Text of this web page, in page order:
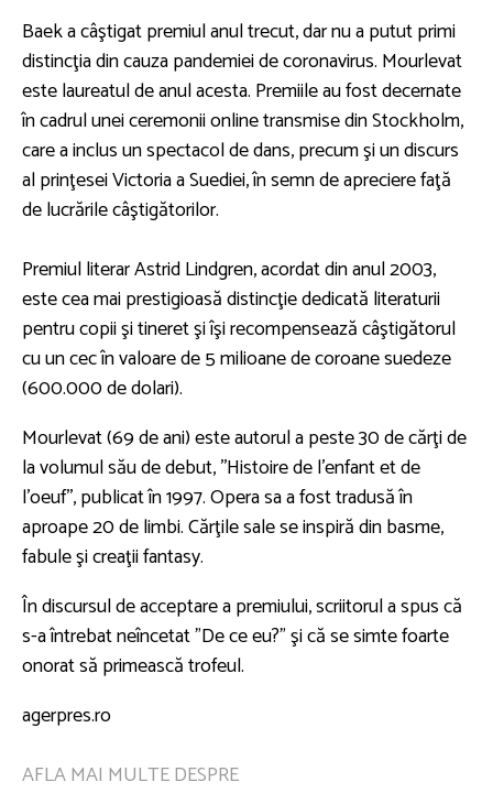
Baek a câştigat premiul anul trecut, dar nu a putut primi
distincţia din cauza pandemiei de coronavirus. Mourlevat
este laureatul de anul acesta. Premiile au fost decernate
în cadrul unei ceremonii online transmise din Stockholm,
care a inclus un spectacol de dans, precum şi un discurs
al prinţesei Victoria a Suediei, în semn de apreciere faţă
de lucrările câştigătorilor.
Premiul literar Astrid Lindgren, acordat din anul 2003,
este cea mai prestigioasă distincţie dedicată literaturii
pentru copii şi tineret şi îşi recompensează câştigătorul
cu un cec în valoare de 5 milioane de coroane suedeze
(600.000 de dolari).
Mourlevat (69 de ani) este autorul a peste 30 de cărţi de
la volumul său de debut, ''Histoire de l'enfant et de
l'oeuf'', publicat în 1997. Opera sa a fost tradusă în
aproape 20 de limbi. Cărţile sale se inspiră din basme,
fabule şi creaţii fantasy.
În discursul de acceptare a premiului, scriitorul a spus că
s-a întrebat neîncetat "De ce eu?" şi că se simte foarte
onorat să primească trofeul.
agerpres.ro
AFLA MAI MULTE DESPRE